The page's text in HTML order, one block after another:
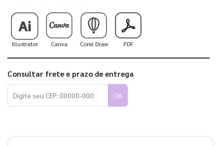
Illustrator Canva Corel Draw PDF
Consultar frete e prazo de entrega
OK